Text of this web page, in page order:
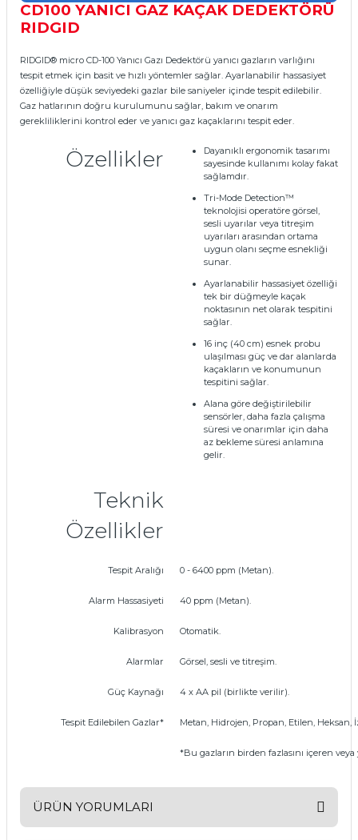
CD100 YANICI GAZ KAÇAK DEDEKTÖRÜ
RIDGID
RIDGID® micro CD-100 Yanıcı Gazı Dedektörü yanıcı gazların varlığını
tespit etmek için basit ve hızlı yöntemler sağlar. Ayarlanabilir hassasiyet
özelliğiyle düşük seviyedeki gazlar bile saniyeler içinde tespit edilebilir.
Gaz hatlarının doğru kurulumunu sağlar, bakım ve onarım
gerekliliklerini kontrol eder ve yanıcı gaz kaçaklarını tespit eder.
Özellikler
Dayanıklı ergonomik tasarımı
sayesinde kullanımı kolay fakat
sağlamdır.
Tri-Mode Detection™
teknolojisi operatöre görsel,
sesli uyarılar veya titreşim
uyarıları arasından ortama
uygun olanı seçme esnekliği
sunar.
Ayarlanabilir hassasiyet özelliği
tek bir düğmeyle kaçak
noktasının net olarak tespitini
sağlar.
16 inç (40 cm) esnek probu
ulaşılması güç ve dar alanlarda
kaçakların ve konumunun
tespitini sağlar.
Alana göre değiştirilebilir
sensörler, daha fazla çalışma
süresi ve onarımlar için daha
az bekleme süresi anlamına
gelir.
Teknik
Özellikler
Tespit Aralığı 0 - 6400 ppm (Metan).
Alarm Hassasiyeti 40 ppm (Metan).
Kalibrasyon Otomatik.
Alarmlar Görsel, sesli ve titreşim.
Güç Kaynağı 4 x AA pil (birlikte verilir).
Tespit Edilebilen Gazlar* Metan, Hidrojen, Propan, Etilen,
*Bu gazların birden fazlasını içeren
ÜRÜN YORUMLARI